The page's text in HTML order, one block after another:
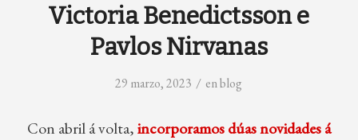
Victoria Benedictsson e
Pavlos Nirvanas
29 marzo, 2023 / enblog
Con abril á volta,incorporamos dúas novidades á